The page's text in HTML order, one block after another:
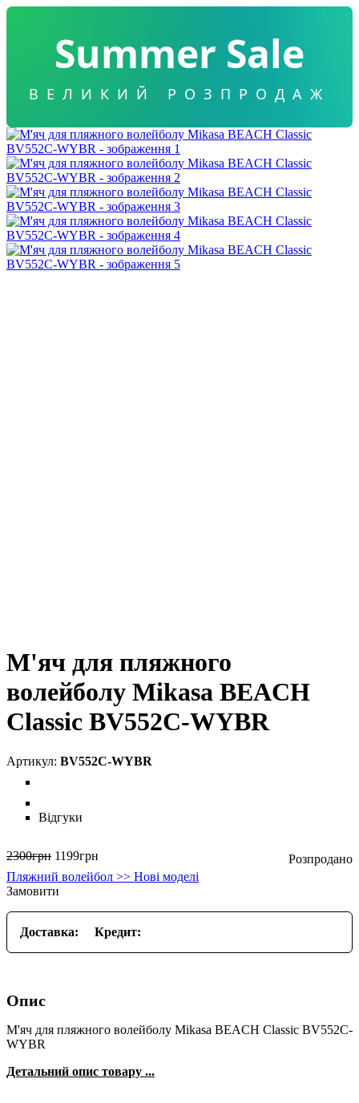
Summer Sale
ВЕЛИКИЙ РОЗПРОДАЖ
М'яч для пляжного
волейболу Mikasa BEACH
Classic BV552C-WYBR
BV552C-WYBR
Відгуки
2300грн 1199грн
Пляжний волейбол >> Нові моделі
Замовити
Доставка: Кредит:
Опис
М'яч для пляжного волейболу Mikasa BEACH Classic BV552C-
WYBR
Детальний опис товару ...